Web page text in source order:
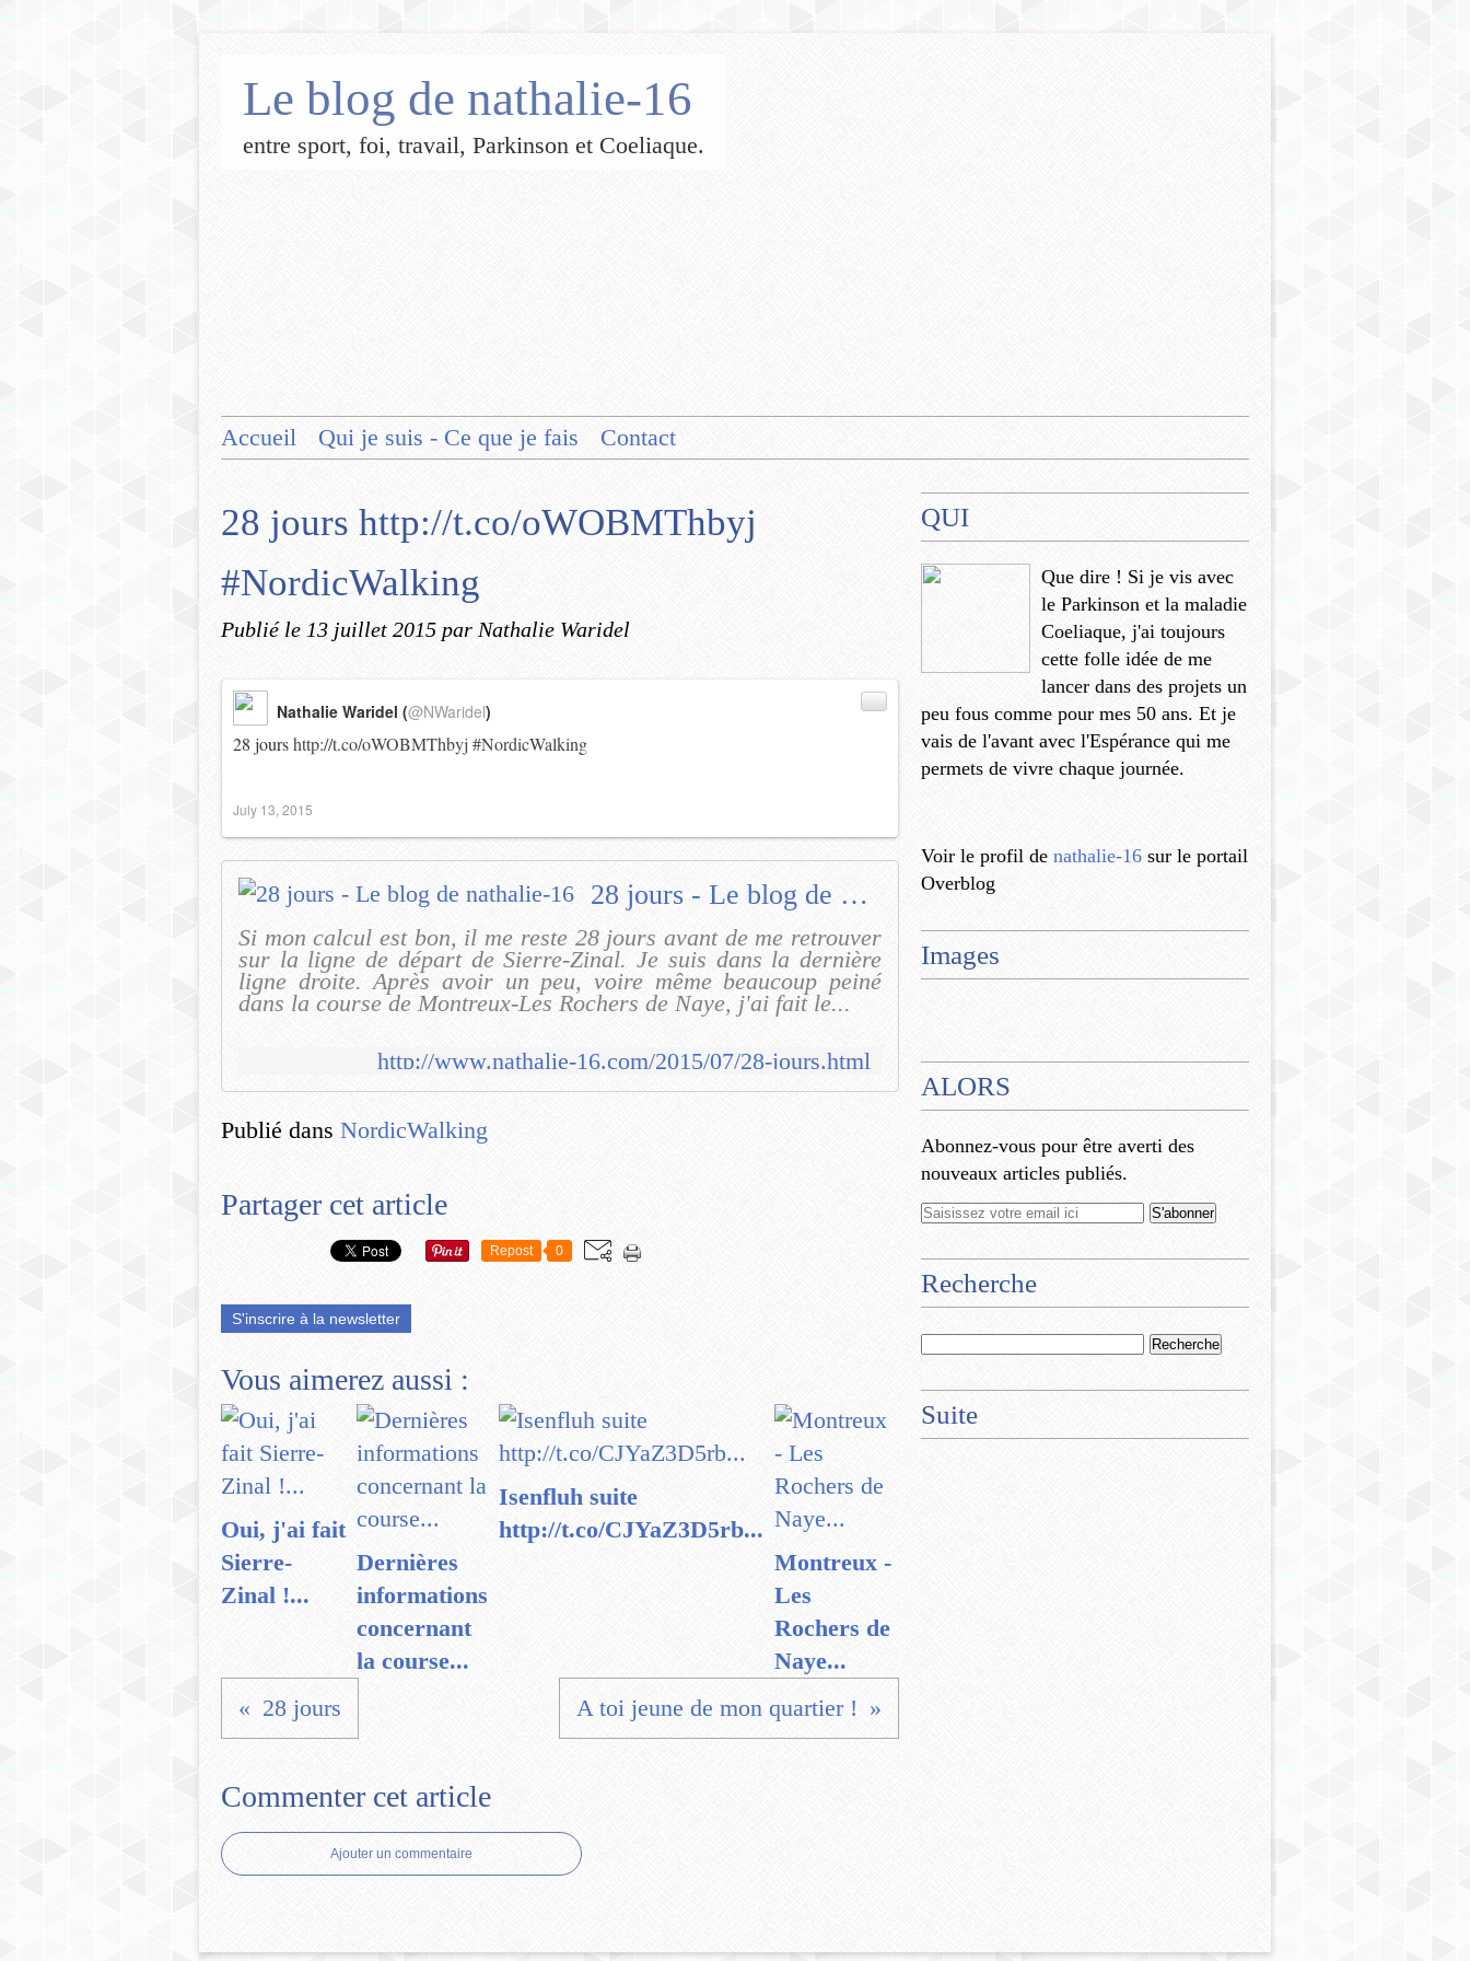
Le blog de nathalie-16
entre sport, foi, travail, Parkinson et Coeliaque.
Accueil Qui je suis - Ce que je fais Contact
28 jours http://t.co/oWOBMThbyj
#NordicWalking
Publié le 13 juillet 2015 par Nathalie Waridel
28 jourshttp://t.co/oWOBMThbyj #NordicWalking
Nathalie Waridel (@NWaridel)
July 13, 2015
28 jours - Le blog de nathalie-16
Si mon calcul est bon, il me reste 28 jours avant de me retrouver
sur la ligne de départ de Sierre-Zinal. Je suis dans la dernière
ligne droite. Après avoir un peu, voire même beaucoup peiné
dans la course de Montreux-Les Rochers de Naye, j'ai fait le...
http://www.nathalie-16.com/2015/07/28-jours.html
Publié dans NordicWalking
Partager cet article
Repost 0
S'inscrire à la newsletter
Vous aimerez aussi :
Oui, j'ai fait
Sierre-
Zinal !...
Dernières
informations
concernant
la course...
Isenfluh suite
http://t.co/CJYaZ3D5rb...
Montreux -
Les
Rochers de
Naye...
28 jours
A toi jeune de mon quartier !
Commenter cet article
Ajouter un commentaire
QUI
Que dire ! Si je vis avec
le Parkinson et la maladie
Coeliaque, j'ai toujours
cette folle idée de me
lancer dans des projets un
peu fous comme pour mes 50 ans. Et je
vais de l'avant avec l'Espérance qui me
permets de vivre chaque journée.
Voir le profil de nathalie-16 sur le portail
Overblog
Images
ALORS
Abonnez-vous pour être averti des
nouveaux articles publiés.
Recherche
Suite